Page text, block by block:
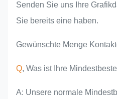
Senden Sie uns Ihre
Sie bereits eine haben.
Gewünschte Menge
Q, Was ist Ihre
A: Unsere normale